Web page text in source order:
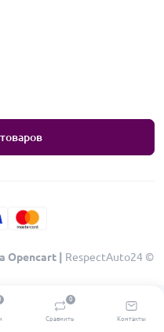
Сравнить
0
Контакты
Opencart | RespectAuto24 ©